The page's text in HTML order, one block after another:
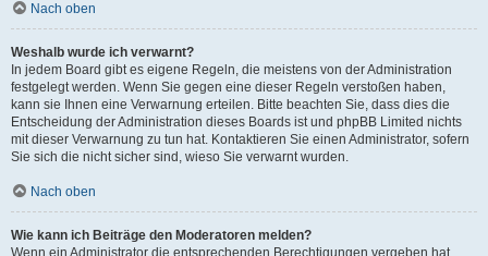
Nach oben
Weshalb wurde ich verwarnt?
In jedem Board gibt es eigene Regeln, die meistens von der Administration
festgelegt werden. Wenn Sie gegen eine dieser Regeln verstoßen haben,
kann sie Ihnen eine Verwarnung erteilen. Bitte beachten Sie, dass dies die
Entscheidung der Administration dieses Boards ist und phpBB Limited nichts
mit dieser Verwarnung zu tun hat. Kontaktieren Sie einen Administrator, sofern
Sie sich die nicht sicher sind, wieso Sie verwarnt wurden.
Nach oben
Wie kann ich Beiträge den Moderatoren melden?
Wenn ein Administrator die entsprechenden Berechtigungen vergeben hat,